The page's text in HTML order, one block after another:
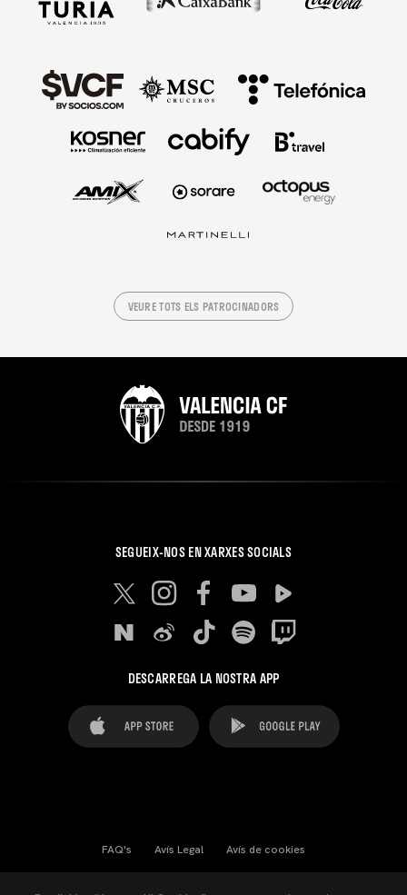
VEURE TOTS ELS PATROCINADORS
SEGUEIX-NOS EN XARXES SOCIALS
DESCARREGA LA NOSTRA APP
FAQ's Avís Legal Avís de cookies